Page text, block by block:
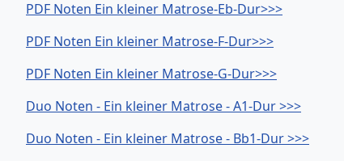
PDF Noten Ein kleiner Matrose-Eb-Dur>>>
PDF Noten Ein kleiner Matrose-F-Dur>>>
PDF Noten Ein kleiner Matrose-G-Dur>>>
Duo Noten - Ein kleiner Matrose - A1-Dur >>>
Duo Noten - Ein kleiner Matrose - Bb1-Dur >>>